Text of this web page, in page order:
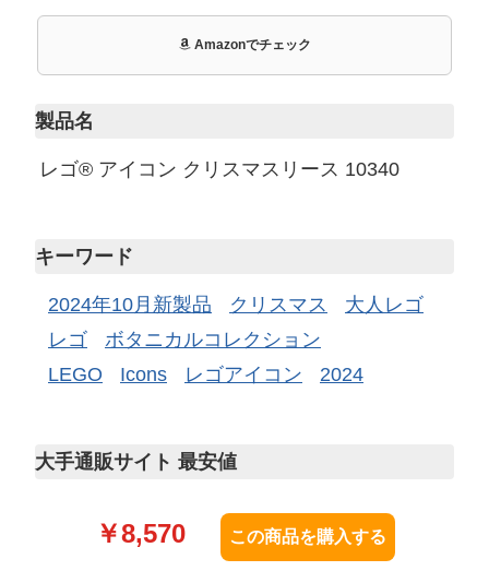
Amazonでチェック
製品名
レゴ® アイコン クリスマスリース 10340
キーワード
2024年10月新製品 クリスマス
大人レゴ
レゴ
ボタニカルコレクション
LEGO
Icons レゴアイコン 2024
大手通販サイト 最安値
￥8,570